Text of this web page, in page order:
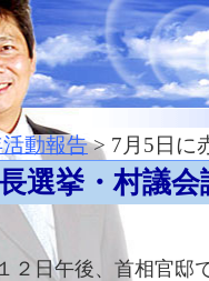
動報告> 7月5日に
選挙・村議
２日午後、首相官邸